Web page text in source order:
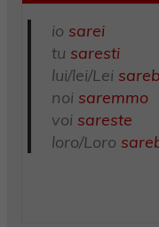
io sarei
tu saresti
lui/lei/Lei
noi saremmo
voi sareste
loro/Loro